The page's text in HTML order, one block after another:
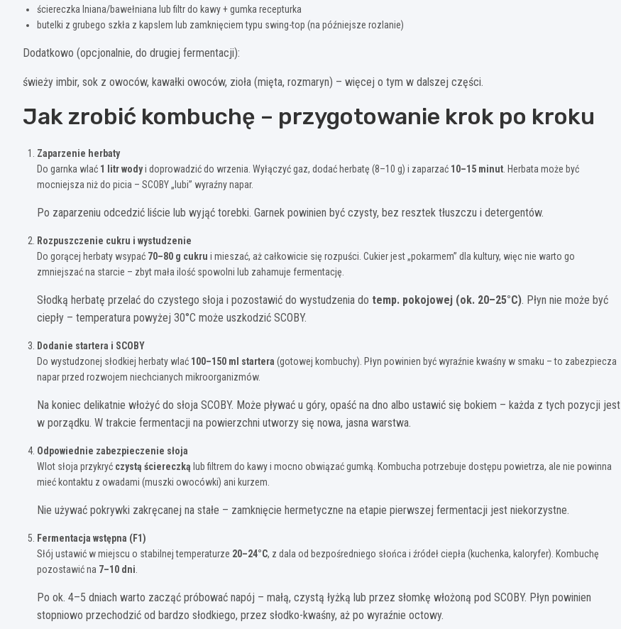
ściereczka lniana/bawełniana lub filtr do kawy + gumka recepturka
butelki z grubego szkła z kapslem lub zamknięciem typu swing-top (na późniejsze rozlanie)
Dodatkowo (opcjonalnie, do drugiej fermentacji):
świeży imbir, sok z owoców, kawałki owoców, zioła (mięta, rozmaryn) – więcej o tym w dalszej części.
Jak zrobić kombuchę – przygotowanie krok po kroku
Zaparzenie herbaty
Do garnka wlać 1 litr wodyi doprowadzić do wrzenia. Wyłączyć gaz, dodać herbatę (8–10 g) i zaparzać 10–15 minut . Herbata może być
mocniejsza niż do picia – SCOBY „lubi” wyraźny napar.
Po zaparzeniu odcedzić liście lub wyjąć torebki. Garnek powinien być czysty, bez resztek tłuszczu i detergentów.
Rozpuszczenie cukru i wystudzenie
Do gorącej herbaty wsypać 70–80 g cukru i mieszać, aż całkowicie się rozpuści. Cukier jest „pokarmem” dla kultury, więc nie warto go
zmniejszać na starcie – zbyt mała ilość spowolni lub zahamuje fermentację.
Słodką herbatę przelać do czystego słoja i pozostawić do wystudzenia do temp. pokojowej (ok. 20–25°C). Płyn nie może być
ciepły – temperatura powyżej 30°C może uszkodzić SCOBY.
Dodanie startera i SCOBY
Do wystudzonej słodkiej herbaty wlać 100–150 ml startera (gotowej kombuchy). Płyn powinien być wyraźnie kwaśny w smaku – to zabezpiecza
napar przed rozwojem niechcianych mikroorganizmów.
Na koniec delikatnie włożyć do słoja SCOBY. Może pływać u góry, opaść na dno albo ustawić się bokiem – każda z tych pozycji jest
w porządku. W trakcie fermentacji na powierzchni utworzy się nowa, jasna warstwa.
Odpowiednie zabezpieczenie słoja
Wlot słoja przykryć czystą ściereczką lub filtrem do kawy i mocno obwiązać gumką. Kombucha potrzebuje dostępu powietrza, ale nie powinna
mieć kontaktu z owadami (muszki owocówki) ani kurzem.
Nie używać pokrywki zakręcanej na stałe – zamknięcie hermetyczne na etapie pierwszej fermentacji jest niekorzystne.
Fermentacja wstępna (F1)
Słój ustawić w miejscu o stabilnej temperaturze 20–24°C, z dala od bezpośredniego słońca i źródeł ciepła (kuchenka, kaloryfer). Kombuchę
pozostawić na 7–10 dni
Po ok. 4–5 dniach warto zacząć próbować napój – małą, czystą łyżką lub przez słomkę włożoną pod SCOBY. Płyn powinien
stopniowo przechodzić od bardzo słodkiego, przez słodko-kwaśny, aż po wyraźnie octowy.